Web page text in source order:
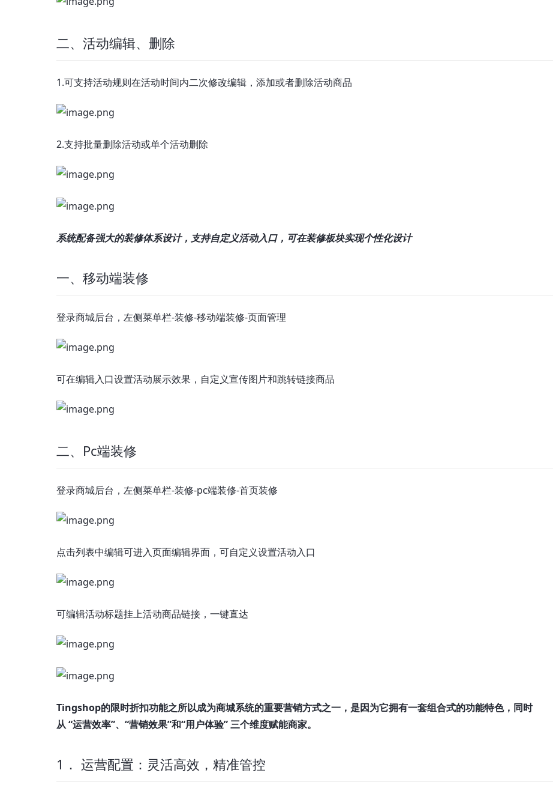
二、活动编辑、删除
1.可支持活动规则在活动时间内二次修改编辑，添加或者删除活动商品
2.支持批量删除活动或单个活动删除
系统配备强大的装修体系设计，支持自定义活动入口，可在装修板块实现个性化设计
一、移动端装修
登录商城后台，左侧菜单栏-装修-移动端装修-页面管理
可在编辑入口设置活动展示效果，自定义宣传图片和跳转链接商品
二、Pc端装修
登录商城后台，左侧菜单栏-装修-pc端装修-首页装修
点击列表中编辑可进入页面编辑界面，可自定义设置活动入口
可编辑活动标题挂上活动商品链接，一键直达
Tingshop的限时折扣功能之所以成为商城系统的重要营销方式之一，是因为它拥有一套组合式的功能特色，同时
从 “运营效率”、“营销效果”和“用户体验” 三个维度赋能商家。
1． 运营配置：灵活高效，精准管控